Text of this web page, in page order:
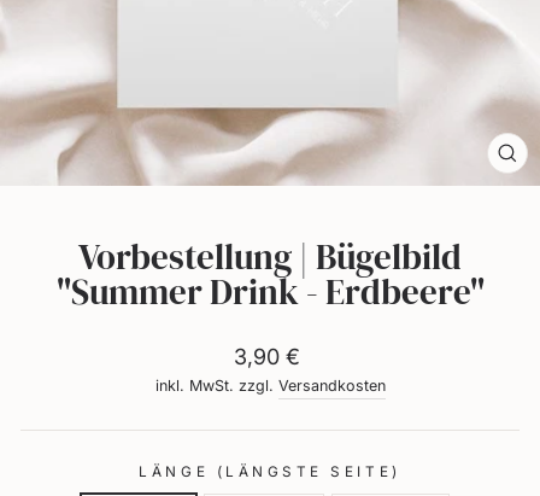
selbst.
Vorbestellung | Bügelbild
"Summer Drink - Erdbeere"
Normaler
Preis
3,90 €
inkl. MwSt. zzgl. Versandkosten
LÄNGE (LÄNGSTE SEITE)